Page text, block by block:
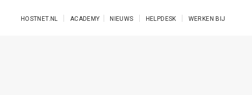
HOSTNET.NL ACADEMY NIEUWS HELPDESK WERKEN BIJ